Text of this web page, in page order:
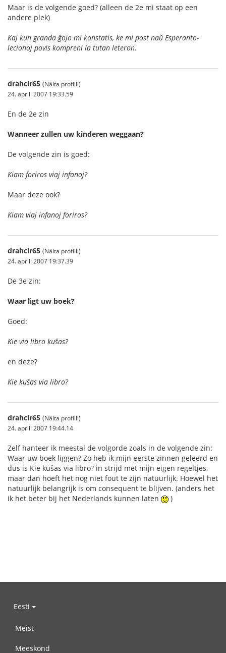
Maar is de volgende goed? (alleen de 2e mi staat op een
andere plek)
Kaj kun granda ĝojo mi konstatis, ke mi post naŭ Esperanto-
lecionoj povis kompreni la tutan leteron.
drahcir65 (Näita profiili)
24. aprill 2007 19:33.59
En de 2e zin
Wanneer zullen uw kinderen weggaan?
De volgende zin is goed:
Kiam foriros viaj infanoj?
Maar deze ook?
Kiam viaj infanoj foriros?
drahcir65 (Näita profiili)
24. aprill 2007 19:37.39
De 3e zin:
Waar ligt uw boek?
Goed:
Kie via libro kuŝas?
en deze?
Kie kuŝas via libro?
drahcir65 (Näita profiili)
24. aprill 2007 19:44.14
Zelf hanteer ik meestal de volgorde zoals in de volgende zin:
Waar uw boek liggen? Zo heb ik mijn eerste zinnen geleerd en
dus is Kie kuŝas via libro? in strijd met mijn eigen regeltjes,
maar dan hoeft het nog niet fout te zijn natuurlijk. Hoewel het
natuurlijk belangrijk is om consequent te blijven. (anders het
ik het beter bij het Nederlands kunnen laten
)
Eesti
Meist
Meeskond